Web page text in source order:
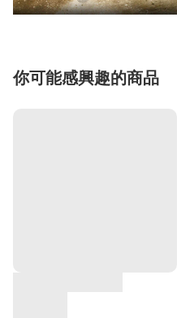
你可能感興趣的商品